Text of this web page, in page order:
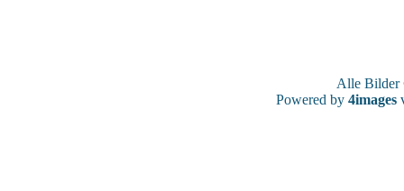
Alle
Powered by 4images